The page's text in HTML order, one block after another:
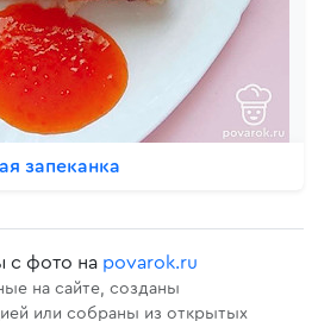
запеканка
с фото на povarok.ru
на сайте, созданы
или собраны из открытых